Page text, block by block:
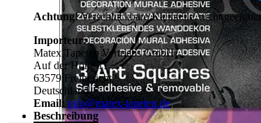
Achtung!Verschluckbare Kleinteile, nicht
Importeur:
Matex Tapeten Vertriebs GmbH
Auf der Höhe 11
63579 Freigericht
Deutschland
Email: info@matex-tapeten.de
Beschreibung